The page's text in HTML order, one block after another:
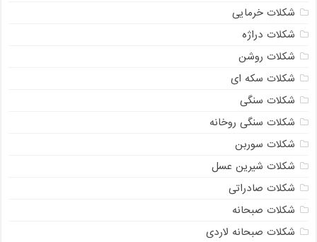
شکلات خرمایی
شکلات دراژه
شکلات روشن
شکلات سکه ای
شکلات سنگی
شکلات سنگی روخانه
شکلات سوربن
شکلات شیرین عسل
شکلات صادراتی
شکلات صبحانه
شکلات صبحانه لاردی